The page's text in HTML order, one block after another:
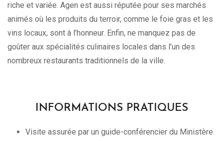
riche et variée. Agen est aussi réputée pour ses marchés
animés où les produits du terroir, comme le foie gras et les
vins locaux, sont à l’honneur. Enfin, ne manquez pas de
goûter aux spécialités culinaires locales dans l’un des
nombreux restaurants traditionnels de la ville.
INFORMATIONS PRATIQUES
Visite assurée par un guide-conférencier du Ministère